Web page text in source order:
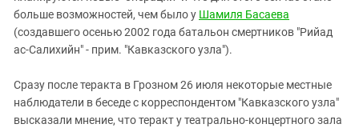
больше возможностей, чем было у Шамиля Басаева
(создавшего осенью 2002 года батальон смертников "Рийад
ас-Салихийн" - прим. "Кавказского узла").
Сразу после теракта в Грозном 26 июля некоторые местные
наблюдатели в беседе с корреспондентом "Кавказского узла"
высказали мнение, что теракт у театрально-концертного зала